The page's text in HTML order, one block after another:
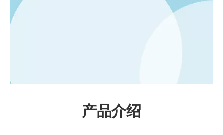
产品介绍